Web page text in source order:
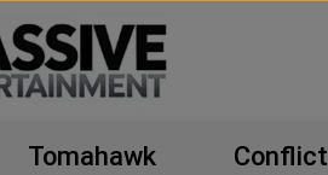
Tomahawk Conflict